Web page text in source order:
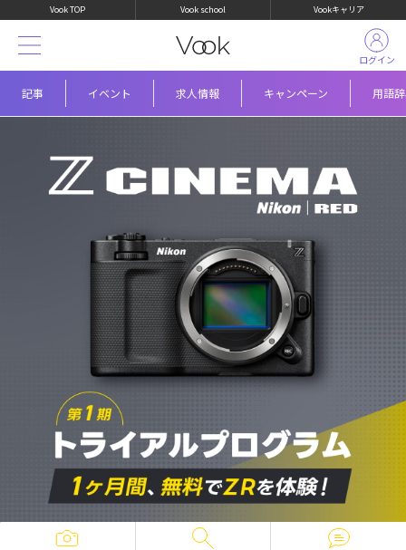
Vook TOP Vook school Vookキャリア
記事 イベント 求人情報 キャンペーン 用語
ログイン